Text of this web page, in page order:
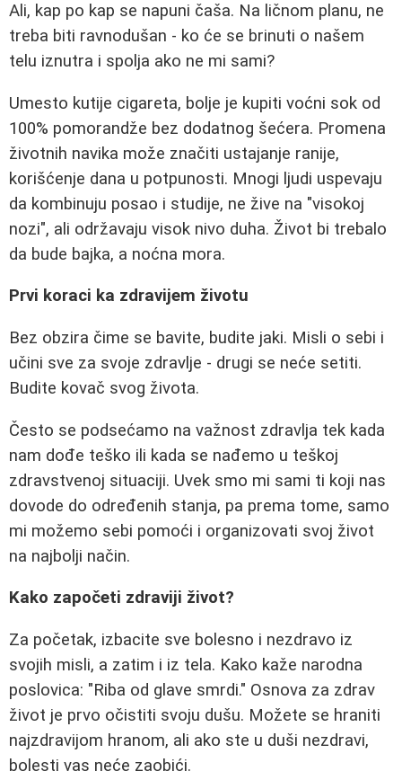
Ali, kap po kap se napuni čaša. Na ličnom planu, ne
treba biti ravnodušan - ko će se brinuti o našem
telu iznutra i spolja ako ne mi sami?
Umesto kutije cigareta, bolje je kupiti voćni sok od
100% pomorandže bez dodatnog šećera. Promena
životnih navika može značiti ustajanje ranije,
korišćenje dana u potpunosti. Mnogi ljudi uspevaju
da kombinuju posao i studije, ne žive na "visokoj
nozi", ali održavaju visok nivo duha. Život bi trebalo
da bude bajka, a noćna mora.
Prvi koraci ka zdravijem životu
Bez obzira čime se bavite, budite jaki. Misli o sebi i
učini sve za svoje zdravlje - drugi se neće setiti.
Budite kovač svog života.
Često se podsećamo na važnost zdravlja tek kada
nam dođe teško ili kada se nađemo u teškoj
zdravstvenoj situaciji. Uvek smo mi sami ti koji nas
dovode do određenih stanja, pa prema tome, samo
mi možemo sebi pomoći i organizovati svoj život
na najbolji način.
Kako započeti zdraviji život?
Za početak, izbacite sve bolesno i nezdravo iz
svojih misli, a zatim i iz tela. Kako kaže narodna
poslovica: "Riba od glave smrdi." Osnova za zdrav
život je prvo očistiti svoju dušu. Možete se hraniti
najzdravijom hranom, ali ako ste u duši nezdravi,
bolesti vas neće zaobići.